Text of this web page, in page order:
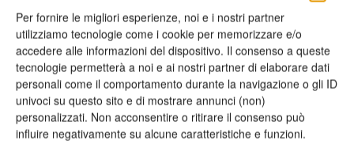
Per fornire le migliori esperienze, noi e i nostri partner
utilizziamo tecnologie come i cookie per memorizzare e/o
accedere alle informazioni del dispositivo. Il consenso a queste
tecnologie permetterà a noi e ai nostri partner di elaborare dati
personali come il comportamento durante la navigazione o gli ID
univoci su questo sito e di mostrare annunci (non)
personalizzati. Non acconsentire o ritirare il consenso può
influire negativamente su alcune caratteristiche e funzioni.
nuovo format Exhibition & Conference
Assografici celebra 80 anni, a Milano
due giornate dedicate al futuro della
filiera grafica e cartotecnica
Heidelberg punta su packaging,